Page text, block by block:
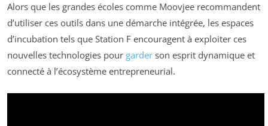
Alors que les grandes écoles comme Moovjee recommandent
d’utiliser ces outils dans une démarche intégrée, les espaces
d’incubation tels que Station F encouragent à exploiter ces
nouvelles technologies pour garder son esprit dynamique et
connecté à l’écosystème entrepreneurial.